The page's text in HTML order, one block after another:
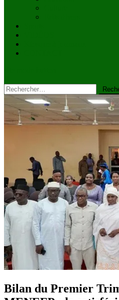
Rechercher :
Bilan du Premier